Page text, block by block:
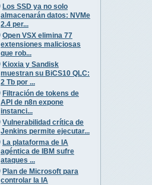
Los SSD ya no solo
almacenarán datos: NVMe
2.4 per...
Open VSX elimina 77
extensiones maliciosas
que rob...
Kioxia y Sandisk
muestran su BiCS10 QLC:
2 Tb por ...
Filtración de tokens de
API de n8n expone
instanci...
Vulnerabilidad crítica de
Jenkins permite ejecutar...
La plataforma de IA
agéntica de IBM sufre
ataques ...
Plan de Microsoft para
controlar la IA